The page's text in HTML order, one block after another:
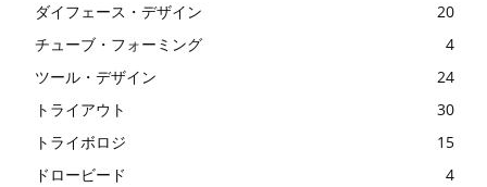
ダイフェース・デザイン
20
チューブ・フォーミング
4
ツール・デザイン
24
トライアウト
30
トライボロジ
15
ドロービード
4